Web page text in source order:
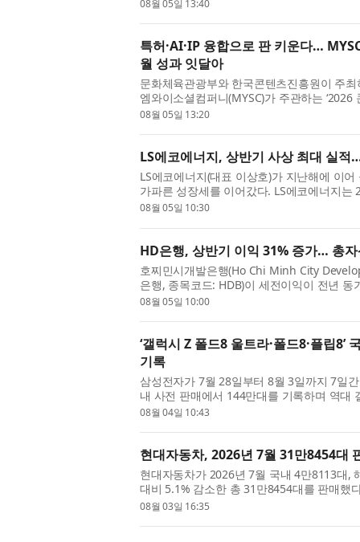
08월 05일 13:40
특허·AI·IP 융합으로 판 키운다…
월 성과 잇달아
문화체육관광부와 한국콘텐츠진흥원이 주
엠와이소셜컴퍼니(MYSC)가 주관하는
EMA Content GROW+’ 참여 기업들이 올
08월 05일 13:20
LS에코에너지, 상반기 사상 최대 실
LS에코에너지(대표 이상호)가 지난해에 이
가파른 성장세를 이어갔다. LS에코에너지
원을 기록했다고 5일 밝혔다. 지난해 상반기
08월 05일 10:30
HD은행, 상반기 이익 31% 증가… 총
호찌민시개발은행(Ho Chi Minh City
은행, 종목코드: HDB)이 세전이익이 전년
만달러)을 기록하는 등 견조한 실적을 거뒀
08월 05일 10:00
‘갤럭시 Z 폴드8 울트라·폴드8·플립
기록
삼성전자가 7월 28일부터 8월 3일까지 7일간
내 사전 판매에서 144만대를 기록하며 역대
144만대는 역대 갤럭시 스마트폰 사전 판매
08월 04일 10:43
현대자동차, 2026년 7월 31만8454대
현대자동차가 2026년 7월 국내 4만8113대,
대비 5.1% 감소한 총 31만8454대를 판매했
14.4% 감소했으며, 해외 판매는 3.2% 감소
08월 03일 16:35